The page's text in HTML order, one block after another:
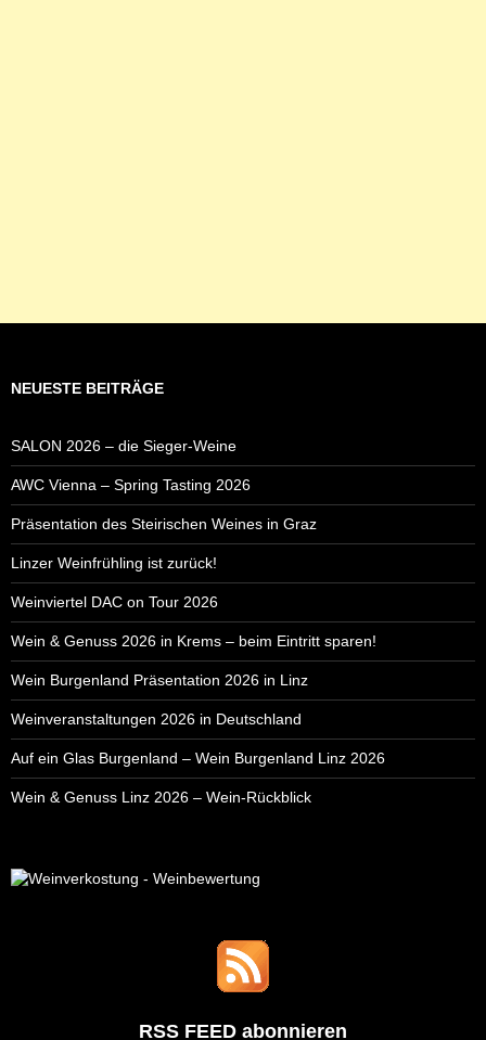
NEUESTE BEITRÄGE
SALON 2026 – die Sieger-Weine
AWC Vienna – Spring Tasting 2026
Präsentation des Steirischen Weines in Graz
Linzer Weinfrühling ist zurück!
Weinviertel DAC on Tour 2026
Wein & Genuss 2026 in Krems – beim Eintritt sparen!
Wein Burgenland Präsentation 2026 in Linz
Weinveranstaltungen 2026 in Deutschland
Auf ein Glas Burgenland – Wein Burgenland Linz 2026
Wein & Genuss Linz 2026 – Wein-Rückblick
RSS FEED abonnieren